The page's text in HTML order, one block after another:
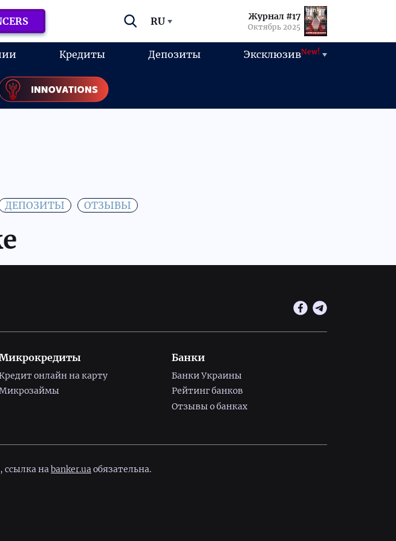
RU Журнал #17
Октябрь 2025
Кредиты Депозиты ЭксклюзивNew!
ДЕПОЗИТЫ ОТЗЫВЫ
онлайн на карту
Банки
Банки Украины
Рейтинг банков
Отзывы о банках
ссылка наbanker.uaобязательна.